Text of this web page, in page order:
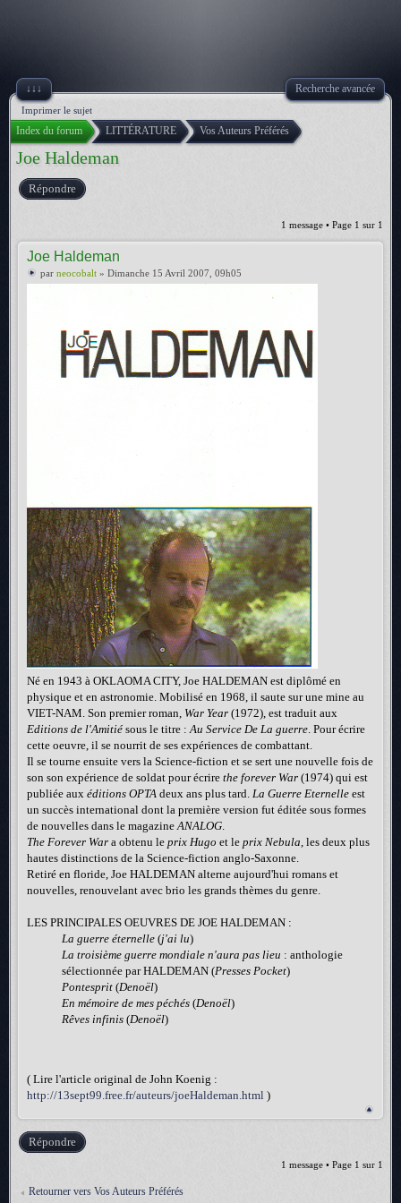
↓↓↓ Recherche avancée
Imprimer le sujet
Index du forum LITTÉRATURE Vos Auteurs Préférés
Joe Haldeman
Répondre
1 message • Page 1 sur 1
Joe Haldeman
par neocobalt » Dimanche 15 Avril 2007, 09h05
Né en 1943 à OKLAOMA CITY, Joe HALDEMAN est diplômé en
physique et en astronomie. Mobilisé en 1968, il saute sur une mine au
VIET-NAM. Son premier roman, War Year (1972), est traduit aux
Editions de l'Amitié sous le titre :Au Service De La guerre. Pour écrire
cette oeuvre, il se nourrit de ses expériences de combattant.
Il se tourne ensuite vers la Science-fiction et se sert une nouvelle fois de
son son expérience de soldat pour écrire the forever War (1974) qui est
publiée aux éditions OPTA deux ans plus tard. La Guerre Eternelle est
un succès international dont la première version fut éditée sous formes
de nouvelles dans le magazineANALOG.
The Forever War a obtenu le prix Hugo et le prix Nebula, les deux plus
hautes distinctions de la Science-fiction anglo-Saxonne.
Retiré en floride, Joe HALDEMAN alterne aujourd'hui romans et
nouvelles, renouvelant avec brio les grands thèmes du genre.
LES PRINCIPALES OEUVRES DE JOE HALDEMAN :
La guerre éternelle (j'ai lu)
La troisième guerre mondiale n'aura pas lieu : anthologie
sélectionnée par HALDEMAN (Presses Pocket)
Pontesprit (Denoël)
En mémoire de mes péchés (Denoël)
Rêves infinis (Denoël)
( Lire l'article original de John Koenig :
http://13sept99.free.fr/auteurs/joeHaldeman.html )
Répondre
1 message • Page 1 sur 1
Retourner vers Vos Auteurs Préférés